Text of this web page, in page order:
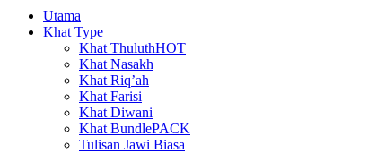
Utama
Khat Type
Khat ThuluthHOT
Khat Nasakh
Khat Riq’ah
Khat Farisi
Khat Diwani
Khat BundlePACK
Tulisan Jawi Biasa